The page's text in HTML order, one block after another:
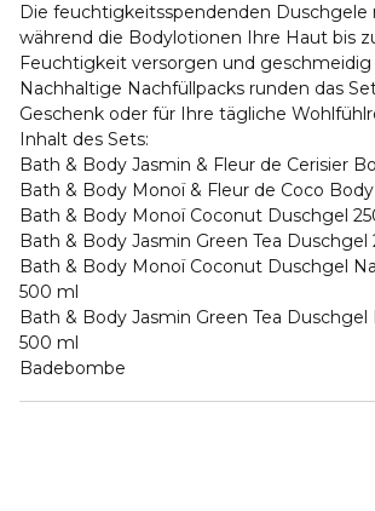
Die feuchtigkeitsspendenden Duschgele
während die Bodylotionen Ihre Haut bis
Feuchtigkeit versorgen und
Nachhaltige Nachfüllpacks runden das
Geschenk oder für Ihre tägliche
Inhalt des Sets:
Bath & Body Jasmin & Fleur de Cerisier
Bath & Body Monoï & Fleur de Coco
Bath & Body Monoï Coconut Duschgel
Bath & Body Jasmin Green Tea Duschgel
Bath & Body Monoï Coconut Duschgel
500 ml
Bath & Body Jasmin Green Tea
500 ml
Badebombe